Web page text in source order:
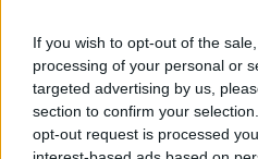
If you wish to opt-out of the
processing of your personal or
targeted advertising by us,
section to confirm your
opt-out request is processed
μετά από
απαιτεί